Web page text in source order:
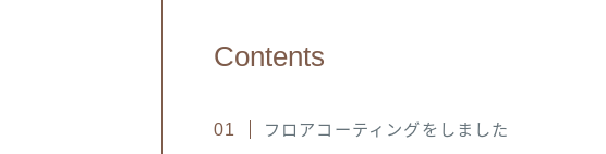
Contents
フロアコーティングをしました